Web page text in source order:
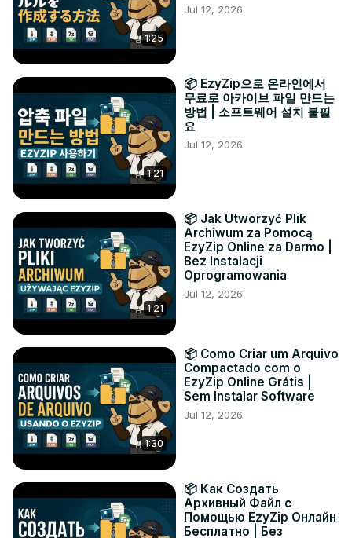
1:25
Jul 12, 2026
1:21
📦 EzyZip으로 온라인에서
무료로 아카이브 파일 만드는
방법 | 소프트웨어 설치 불필
요
Jul 12, 2026
1:21
📦 Jak Utworzyć Plik
Archiwum za Pomocą
EzyZip Online za Darmo |
Bez Instalacji
Oprogramowania
Jul 12, 2026
1:30
📦 Como Criar um Arquivo
Compactado com o
EzyZip Online Grátis |
Sem Instalar Software
Jul 12, 2026
📦 Как Создать
Архивный Файл с
Помощью EzyZip Онлайн
Бесплатно | Без